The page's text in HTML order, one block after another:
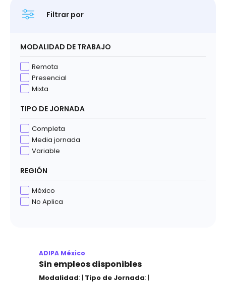
Filtrar por
MODALIDAD DE TRABAJO
Remota
Presencial
Mixta
TIPO DE JORNADA
Completa
Media jornada
Variable
REGIÓN
México
No Aplica
ADIPA México
Sin empleos disponibles
Modalidad: | Tipo de Jornada: |